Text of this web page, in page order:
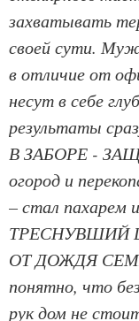
захватывать
своей сути.
в отличие от
несут в себе
результаты
В ЗАБОРЕ -
огород и
– стал
ТРЕСНУВШИЙ
ОТ ДОЖДЯ
понятно, что
рук дом не